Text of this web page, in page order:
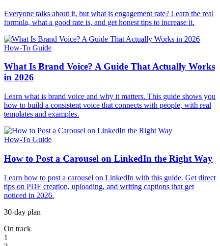
Everyone talks about it, but what is engagement rate? Learn the real
formula, what a good rate is, and get honest tips to increase it.
How-To Guide
What Is Brand Voice? A Guide That Actually Works
in 2026
Learn what is brand voice and why it matters. This guide shows you
how to build a consistent voice that connects with people, with real
templates and examples.
How-To Guide
How to Post a Carousel on LinkedIn the Right Way
Learn how to post a carousel on LinkedIn with this guide. Get direct
tips on PDF creation, uploading, and writing captions that get
noticed in 2026.
30-day plan
On track
1